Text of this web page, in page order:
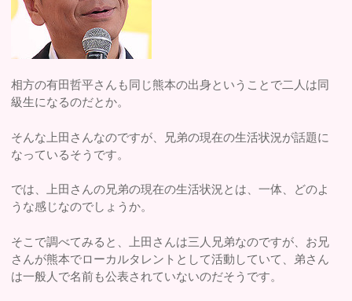
相方の有田哲平さんも同じ熊本の出身ということで二人は同
級生になるのだとか。
そんな上田さんなのですが、兄弟の現在の生活状況が話題に
なっているそうです。
では、上田さんの兄弟の現在の生活状況とは、一体、どのよ
うな感じなのでしょうか。
そこで調べてみると、上田さんは三人兄弟なのですが、お兄
さんが熊本でローカルタレントとして活動していて、弟さん
は一般人で名前も公表されていないのだそうです。